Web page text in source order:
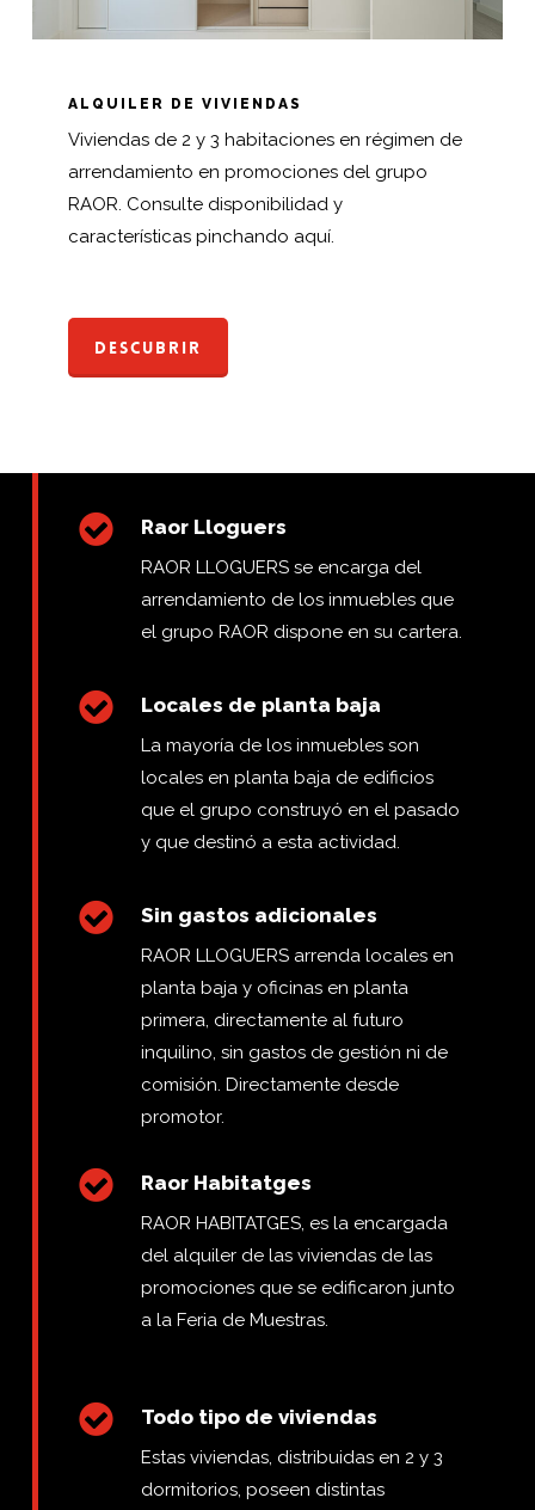
ALQUILER DE VIVIENDAS
Viviendas de 2 y 3 habitaciones en régimen de
arrendamiento en promociones del grupo
RAOR. Consulte disponibilidad y
características pinchando aquí.
Descubrir
Raor Lloguers
RAOR LLOGUERS se encarga del
arrendamiento de los inmuebles que
el grupo RAOR dispone en su cartera.
Locales de planta baja
La mayoría de los inmuebles son
locales en planta baja de edificios
que el grupo construyó en el pasado
y que destinó a esta actividad.
Sin gastos adicionales
RAOR LLOGUERS arrenda locales en
planta baja y oficinas en planta
primera, directamente al futuro
inquilino, sin gastos de gestión ni de
comisión. Directamente desde
promotor.
Raor Habitatges
RAOR HABITATGES, es la encargada
del alquiler de las viviendas de las
promociones que se edificaron junto
a la Feria de Muestras.
Todo tipo de viviendas
Estas viviendas, distribuidas en 2 y 3
dormitorios, poseen distintas